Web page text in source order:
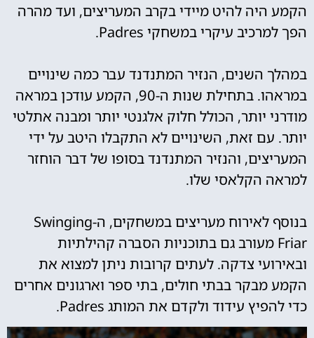
הקמע היה להיט מיידי בקרב המעריצים, ועד מהרה
הפך למרכיב עיקרי במשחקי Padres.
במהלך השנים, הנזיר המתנדנד עבר כמה שינויים
במראהו. בתחילת שנות ה-90, הקמע עודכן במראה
מודרני יותר, הכולל חלוק אלגנטי יותר ומבנה אתלטי
יותר. עם זאת, השינויים לא התקבלו היטב על ידי
המעריצים, והנזיר המתנדנד בסופו של דבר הוחזר
למראה הקלאסי שלו.
בנוסף לאירוח מעריצים במשחקים, ה-Swinging
Friar מעורב גם בתוכניות הסברה קהילתיות
ובאירועי צדקה. לעתים קרובות ניתן למצוא את
הקמע מבקר בבתי חולים, בתי ספר וארגונים אחרים
כדי להפיץ עידוד ולקדם את המותג Padres.